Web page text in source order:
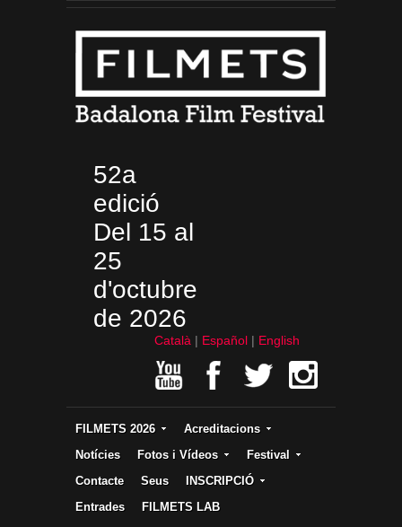
52a
edició
Del 15 al
25
d'octubre
de 2026
Català Español English
FILMETS 2026
Acreditacions
Notícies
Fotos i Vídeos
Festival
Contacte
Seus
INSCRIPCIÓ
Entrades
FILMETS LAB